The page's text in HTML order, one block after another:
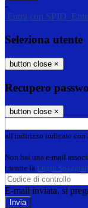
-
Entra con SPID
Seleziona utente
button close ×
Recupero
button close ×
all'indirizzo indicato con
Non hai una e-mail
tramite la Login Spaggiari
E-mail inviata, si